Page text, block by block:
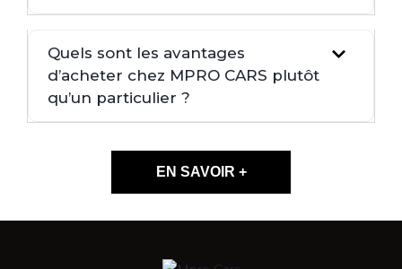
Quels sont les avantages
d’acheter chez MPRO CARS plutôt
qu’un particulier ?
EN SAVOIR +